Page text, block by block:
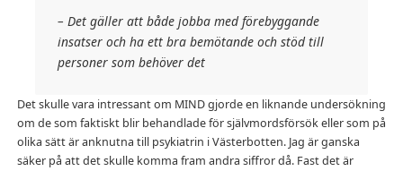
– Det gäller att både jobba med förebyggande
insatser och ha ett bra bemötande och stöd till
personer som behöver det
Det skulle vara intressant om MIND gjorde en liknande undersökning
om de som faktiskt blir behandlade för självmordsförsök eller som på
olika sätt är anknutna till psykiatrin i Västerbotten. Jag är ganska
säker på att det skulle komma fram andra siffror då. Fast det är